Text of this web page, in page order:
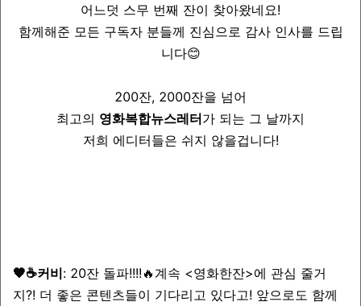
어느덧 스무 번째 잔이 찾아왔네요!
함께해준 모든 구독자 분들께 진심으로 감사 인사를 드립
니다😊
200잔, 2000잔을 넘어
최고의 영화복합뉴스레터가 되는 그 날까지
저희 에디터들은 쉬지 않을겁니다!
🧡☕️커비: 20잔 돌파!!!!🔥계속 <영화한잔>에 관심 줄거
지?! 더 좋은 콘텐츠들이 기다리고 있다고! 앞으로도 함께